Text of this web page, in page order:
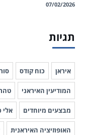
07/02/2026
תגיות
איראן כוח קודס
המודיעין האיראני
מבצעים מיוחדים אלי
האופוזיציה האיראנית